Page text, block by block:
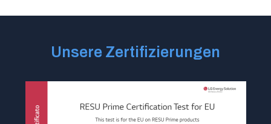
Unsere Zertifizierungen